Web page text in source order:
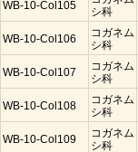
WB-10-Col105
シ科
WB-10-Col106
コガネム
シ科
WB-10-Col107
コガネム
シ科
WB-10-Col108
コガネム
シ科
WB-10-Col109
コガネム
シ科